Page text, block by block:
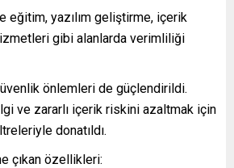
eğitim, yazılım geliştirme, içerik
gibi alanlarda verimliliği
önlemleri de güçlendirildi.
ve zararlı içerik riskini azaltmak için
donatıldı.
çıkan özellikleri: